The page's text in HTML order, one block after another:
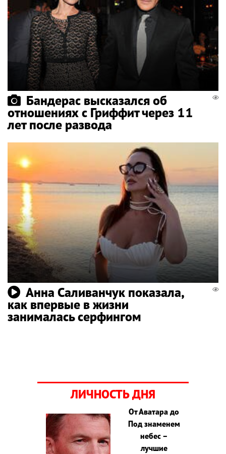
Бандерас высказался об
отношениях с Гриффит через 11
лет после развода
Анна Саливанчук показала,
как впервые в жизни
занималась серфингом
ЛИЧНОСТЬ ДНЯ
От Аватара до
Под знаменем
небес –
лучшие